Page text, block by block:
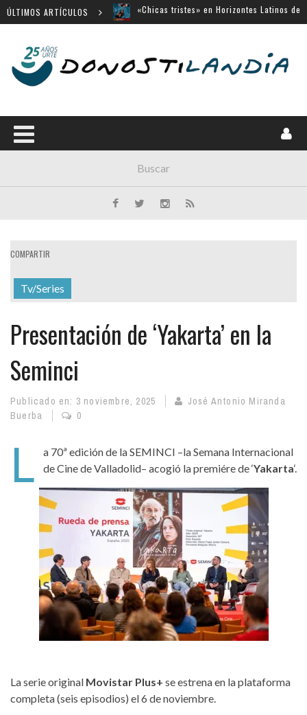
ÚLTIMOS ARTÍCULOS
«Búnker», en Sección Oficial de Venecia
14 largometrajes para «New Directors»
COMPARTIR
Tv/Series
Presentación de ‘Yakarta’ en la
Seminci
Publicado en: 3 noviembre, 2025
José Antonio Miranda
Buerba
0
L
a 70ª edición de la SEMINCI –la Semana Internacional
de Cine de Valladolid– acogió la premiére de ‘Yakarta‘.
La serie original Movistar Plus+ se estrena en la plataforma
completa (seis episodios) el 6 de noviembre.